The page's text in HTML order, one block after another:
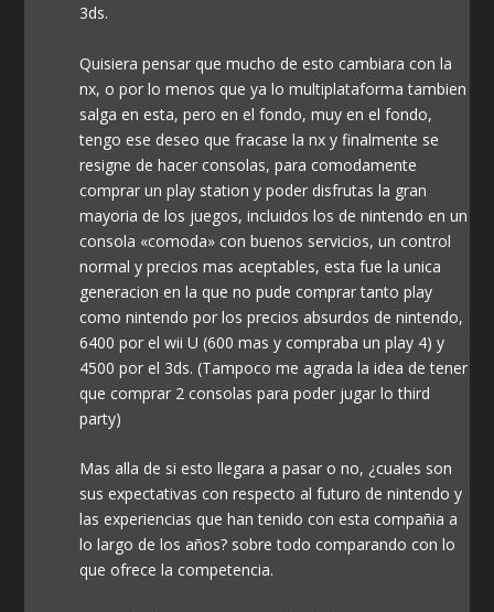
3ds.
Quisiera pensar que mucho de esto cambiara con la
nx, o por lo menos que ya lo multiplataforma tambien
salga en esta, pero en el fondo, muy en el fondo,
tengo ese deseo que fracase la nx y finalmente se
resigne de hacer consolas, para comodamente
comprar un play station y poder disfrutas la gran
mayoria de los juegos, incluidos los de nintendo en un
consola «comoda» con buenos servicios, un control
normal y precios mas aceptables, esta fue la unica
generacion en la que no pude comprar tanto play
como nintendo por los precios absurdos de nintendo,
6400 por el wii U (600 mas y compraba un play 4) y
4500 por el 3ds. (Tampoco me agrada la idea de tener
que comprar 2 consolas para poder jugar lo third
party)
Mas alla de si esto llegara a pasar o no, ¿cuales son
sus expectativas con respecto al futuro de nintendo y
las experiencias que han tenido con esta compañia a
lo largo de los años? sobre todo comparando con lo
que ofrece la competencia.